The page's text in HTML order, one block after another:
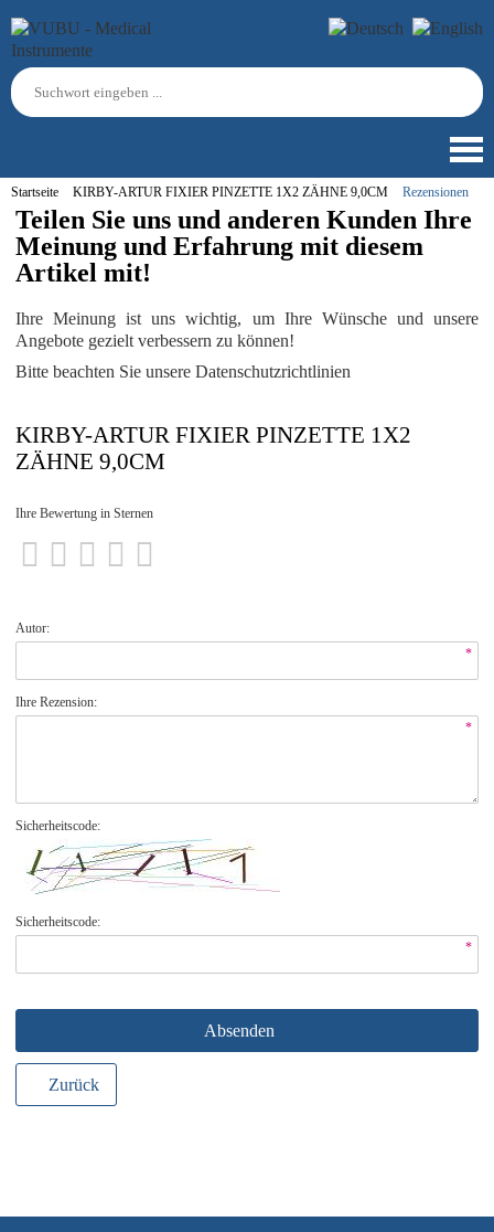
Startseite KIRBY-ARTUR FIXIER PINZETTE 1X2 ZÄHNE 9,0CM Rezensionen
Teilen Sie uns und anderen Kunden Ihre
Meinung und Erfahrung mit diesem
Artikel mit!
Ihre Meinung ist uns wichtig, um Ihre Wünsche und unsere
Angebote gezielt verbessern zu können!
Bitte beachten Sie unsere Datenschutzrichtlinien
KIRBY-ARTUR FIXIER PINZETTE 1X2
ZÄHNE 9,0CM
Ihre Bewertung in Sternen
Autor:
*
Ihre Rezension:
*
Sicherheitscode:
Sicherheitscode:
*
Absenden
Zurück